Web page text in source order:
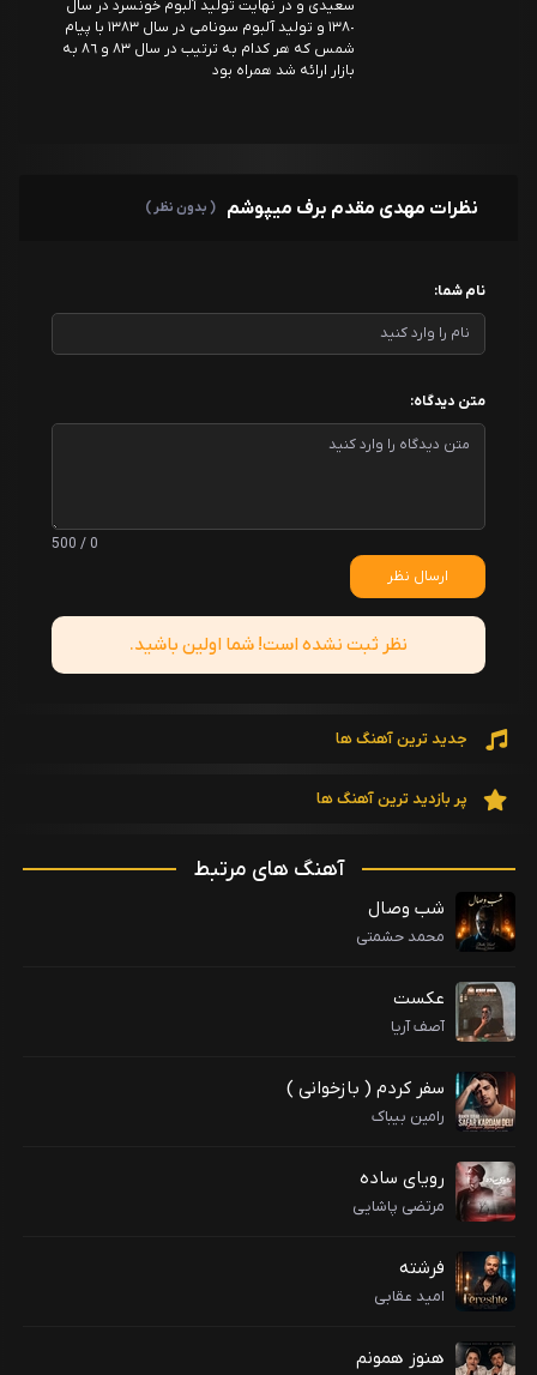
سعيدى و در نهايت توليد آلبوم خونسرد در سال
١٣٨٠ و توليد آلبوم سونامى در سال ١٣٨٣ با پيام
شمس كه هر كدام به ترتيب در سال ٨٣ و ٨٦ به
بازار ارائه شد همراه بود
نظرات مهدی مقدم برف میپوشم ( بدون نظر )
نام شما:
متن دیدگاه:
0 / 500
ارسال نظر
نظر ثبت نشده است! شما اولین باشید.
جدید ترین آهنگ ها
پر بازدید ترین آهنگ ها
آهنگ های مرتبط
شب وصال
محمد حشمتی
عکست
آصف آریا
سفر کردم ( بازخوانی )
رامین بیباک
رویای ساده
مرتضی پاشایی
فرشته
امید عقابی
هنوز همونم